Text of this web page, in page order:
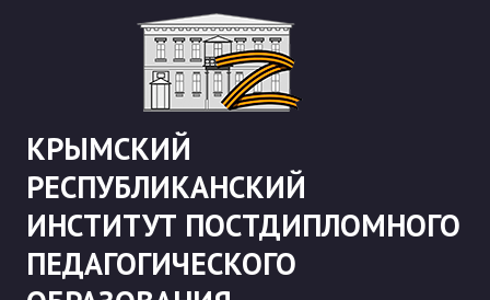
КРЫМСКИЙ
РЕСПУБЛИКАНСКИЙ
ИНСТИТУТ ПОСТДИПЛОМНОГО
ПЕДАГОГИЧЕСКОГО